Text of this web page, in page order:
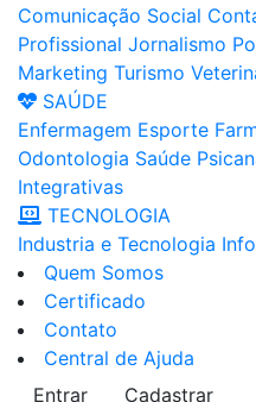
Comunicação Social
Profissional Jornalismo
Marketing Turismo
SAÚDE
Enfermagem Esporte
Odontologia Saúde
Integrativas
TECNOLOGIA
Industria e Tecnologia
Quem Somos
Certificado
Contato
Central de Ajuda
Entrar
Cadastrar